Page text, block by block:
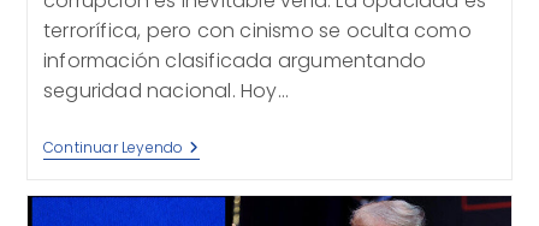
terrorífica, pero con cinismo se oculta como
información clasificada argumentando
seguridad nacional. Hoy…
Continuar Leyendo El
Flautista
Hamelin…